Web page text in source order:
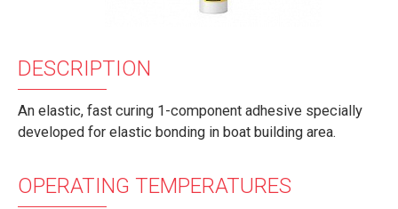
DESCRIPTION
An elastic, fast curing 1-component adhesive specially
developed for elastic bonding in boat building area.
OPERATING TEMPERATURES